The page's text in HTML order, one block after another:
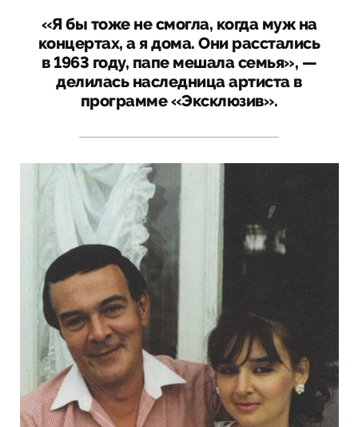
«Я бы тоже не смогла, когда муж на
концертах, а я дома. Они расстались
в 1963 году, папе мешала семья», —
делилась наследница артиста в
программе «Эксклюзив».